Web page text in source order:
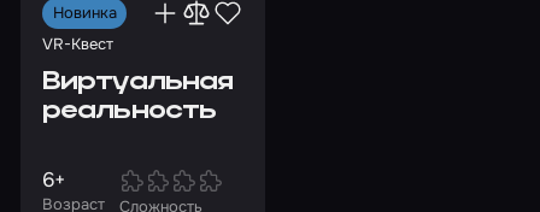
Новинка
VR-Квест
Виртуальная
реальность
Возраст
6+
Сложность